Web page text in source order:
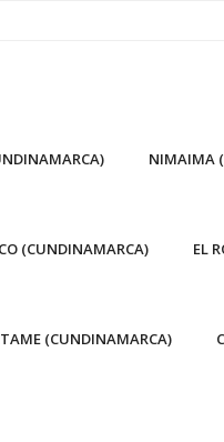
NIMAIMA
(CUNDINAMARCA) EL
(CUNDINAMARCA)